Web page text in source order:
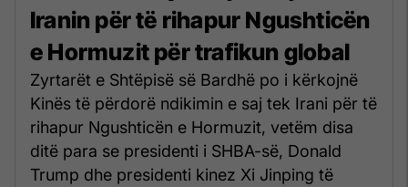
Iranin për të rihapur Ngushticën
e Hormuzit për trafikun global
Zyrtarët e Shtëpisë së Bardhë po i kërkojnë
Kinës të përdorë ndikimin e saj tek Irani për të
rihapur Ngushticën e Hormuzit, vetëm disa
ditë para se presidenti i SHBA-së, Donald
Trump dhe presidenti kinez Xi Jinping të